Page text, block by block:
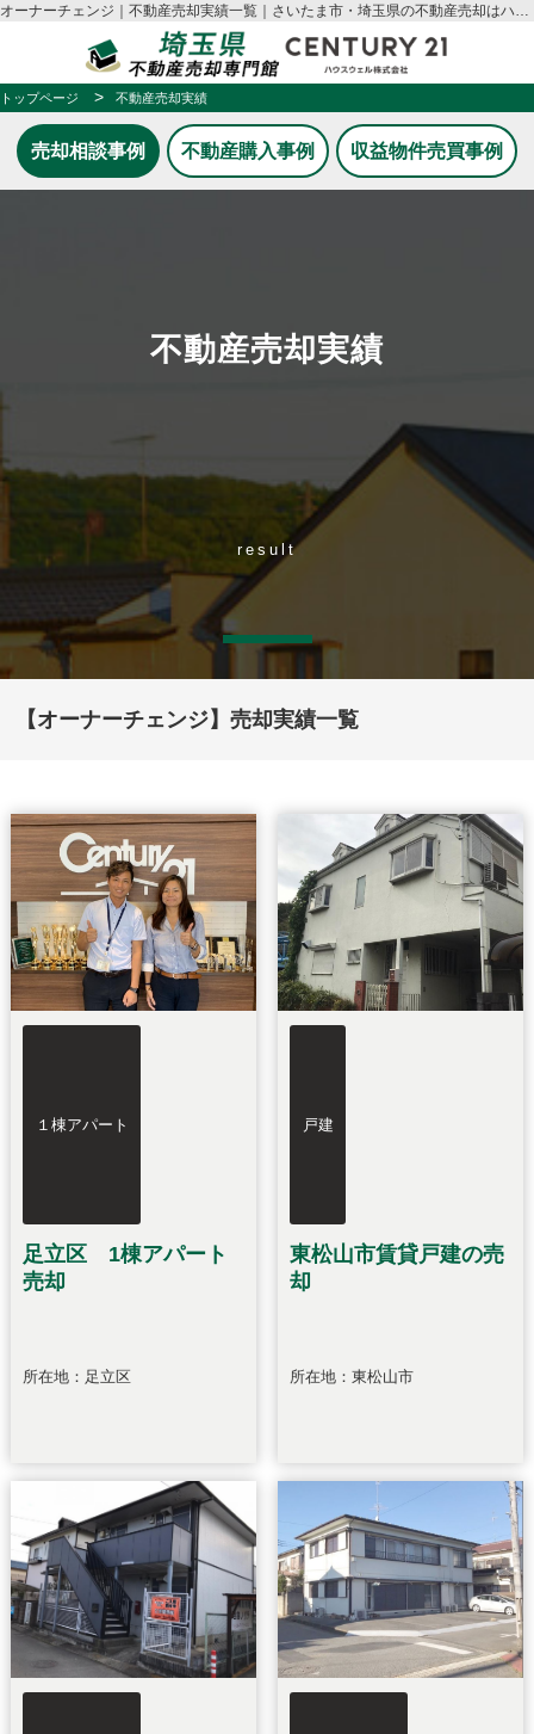
オーナーチェンジ｜不動産売却実績一覧｜さいたま市・埼玉県の不動産売却はハウスウェル
トップページ 不動産売却実績
売却相談事例 不動産購入事例 収益物件売買事例
不動産売却実績
result
【オーナーチェンジ】売却実績一覧
１棟アパート
足立区 1棟アパート
売却
所在地：足立区
戸建
東松山市賃貸戸建の売
却
所在地：東松山市